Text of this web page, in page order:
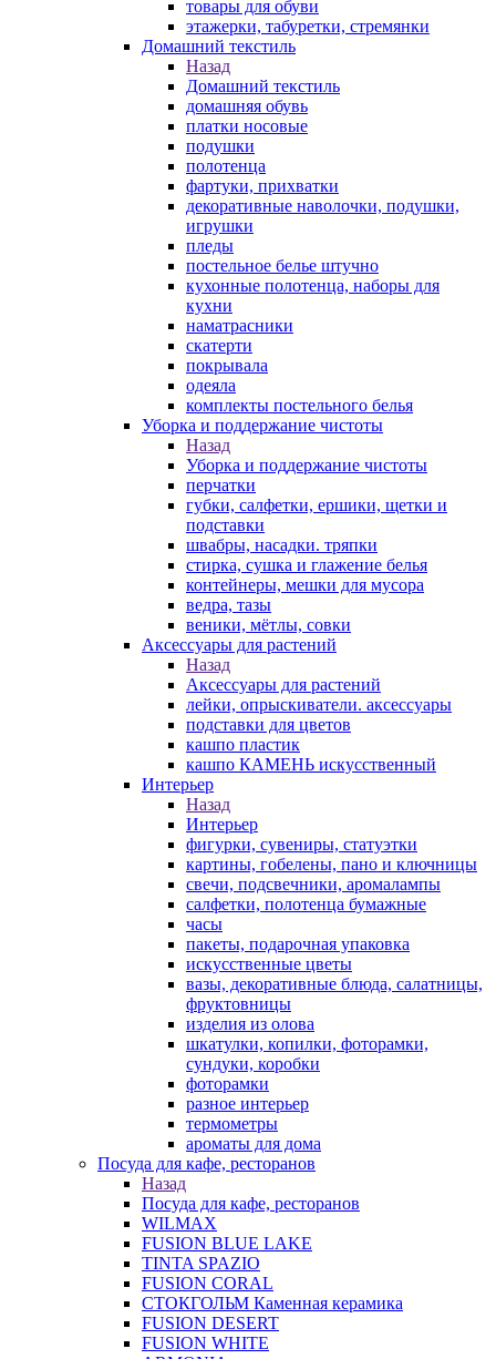
товары для обуви
этажерки, табуретки, стремянки
Домашний текстиль
Назад
Домашний текстиль
домашняя обувь
платки носовые
подушки
полотенца
фартуки, прихватки
декоративные наволочки, подушки,
игрушки
пледы
постельное белье штучно
кухонные полотенца, наборы для
кухни
наматрасники
скатерти
покрывала
одеяла
комплекты постельного белья
Уборка и поддержание чистоты
Назад
Уборка и поддержание чистоты
перчатки
губки, салфетки, ершики, щетки и
подставки
швабры, насадки. тряпки
стирка, сушка и глажение белья
контейнеры, мешки для мусора
ведра, тазы
веники, мётлы, совки
Аксессуары для растений
Назад
Аксессуары для растений
лейки, опрыскиватели. аксессуары
подставки для цветов
кашпо пластик
кашпо КАМЕНЬ искусственный
Интерьер
Назад
Интерьер
фигурки, сувениры, статуэтки
картины, гобелены, пано и ключницы
свечи, подсвечники, аромалампы
салфетки, полотенца бумажные
часы
пакеты, подарочная упаковка
искусственные цветы
вазы, декоративные блюда, салатницы,
фруктовницы
изделия из олова
шкатулки, копилки, фоторамки,
сундуки, коробки
фоторамки
разное интерьер
термометры
ароматы для дома
Посуда для кафе, ресторанов
Назад
Посуда для кафе, ресторанов
WILMAX
FUSION BLUE LAKE
TINTA SPAZIO
FUSION CORAL
СТОКГОЛЬМ Каменная керамика
FUSION DESERT
FUSION WHITE